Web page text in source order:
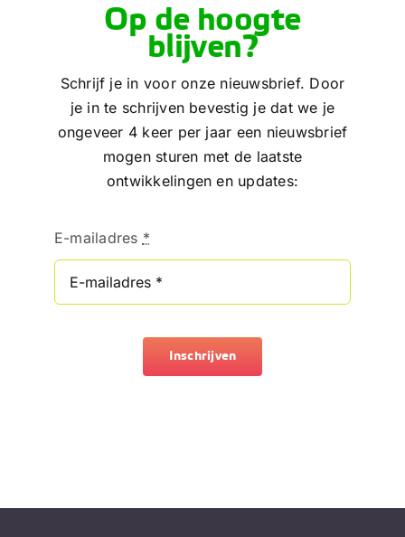
Op de hoogte
blijven?
Schrijf je in voor onze nieuwsbrief. Door
je in te schrijven bevestig je dat we je
ongeveer 4 keer per jaar een nieuwsbrief
mogen sturen met de laatste
ontwikkelingen en updates:
E-mailadres *
Inschrijven